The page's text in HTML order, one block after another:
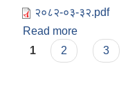
२०८२-०३-३२.pdf
Read more
Pages
1 2 3